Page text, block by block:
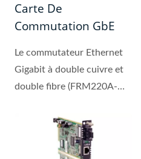
Carte De
Commutation GbE
Le commutateur Ethernet
Gigabit à double cuivre et
double fibre (FRM220A-